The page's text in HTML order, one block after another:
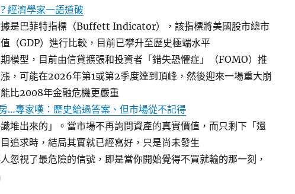
經濟學家一語道破
是巴菲特指標（Buffett Indicator），該指標將美國股市總市
（GDP）進行比較，目前已攀升至歷史極端水平
模型，目前由信貸擴張和投資者「錯失恐懼症」（FOMO）推
，可能在2026年第1或第2季度達到頂峰，然後迎來一場重大崩
比2008年金融危機更嚴重
…專家嘆：歷史給過答案、但市場從不記得
堆出來的」。當市場不再詢問資產的真實價值，而只剩下「還
追求時，結局其實就已經寫好，只是尚未發生
忽視了最危險的信號，即是當你開始覺得不買就輸的那一刻，